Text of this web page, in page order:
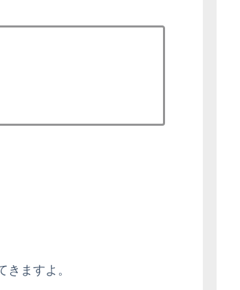
ますよ。